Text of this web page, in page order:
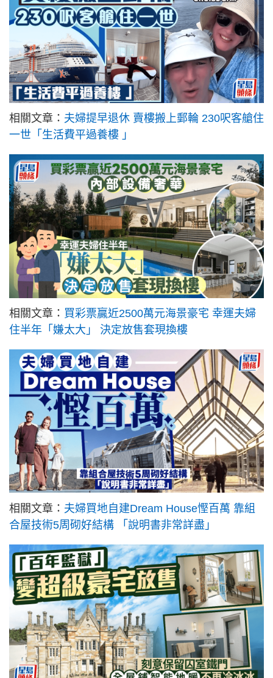
相關文章： 夫婦提早退休 賣樓搬上郵輪 230呎客艙住
一世「生活費平過養樓 」
相關文章： 買彩票贏近2500萬元海景豪宅 幸運夫婦
住半年「嫌太大」 決定放售套現換樓
相關文章： 夫婦買地自建Dream House慳百萬 靠組
合屋技術5周砌好結構 「說明書非常詳盡」